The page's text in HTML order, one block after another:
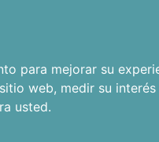
para mejorar su
web, medir su
usted.